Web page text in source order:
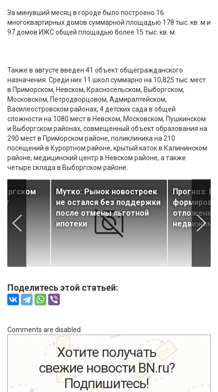
За минувший месяц в городе было построено 16
многоквартирных домов суммарной площадью 178 тыс. кв. м и
97 домов ИЖС общей площадью более 15 тыс. кв. м.
Также в августе введен 41 объект общегражданского
назначения. Среди них 11 школ суммарно на 10,825 тыс. мест
в Приморском, Невском, Красносельском, Выборгском,
Московском, Петродворцовом, Адмиралтейском,
Василеостровском районах, 4 детских сада в общей
сложности на 1080 мест в Невском, Московском, Пушкинском
и Выборгском районах, совмещенный объект образования на
290 мест в Приморском районе, поликлиника на 210
посещений в Курортном районе, крытый каток в Калининском
районе, медицинский центр в Невском районе, а также
четыре склада в Выборгском районе.
Мутко: Рынок новостроек
не остался без поддержки
после отмены льготной
ипотеки
Прогноз: В
Поделитесь этой статьей:
Comments are disabled
Хотите получать
свежие новости BN.ru?
Подпишитесь!